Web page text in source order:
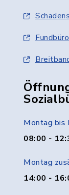
Fundbüro
Montag bis
08:00 -
Montag
14:00 -